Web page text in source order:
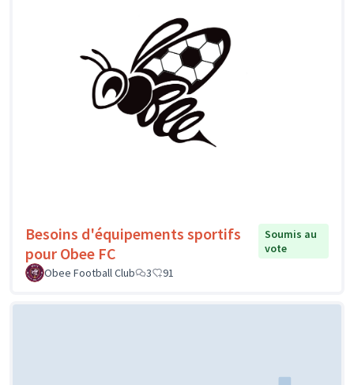
Besoins d'équipements sportifs
pour Obee FC
Soumis au
vote
Obee Football Club
3 91